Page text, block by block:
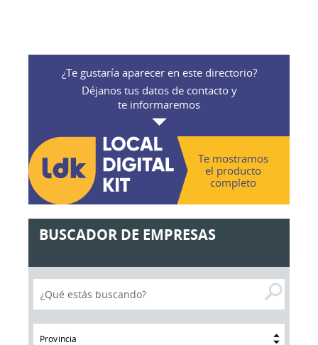
¿Te gustaría aparecer en este directorio?
Déjanos tus datos de contacto y
te informaremos
Te mostramos
el producto
completo
BUSCADOR DE EMPRESAS
Provincia